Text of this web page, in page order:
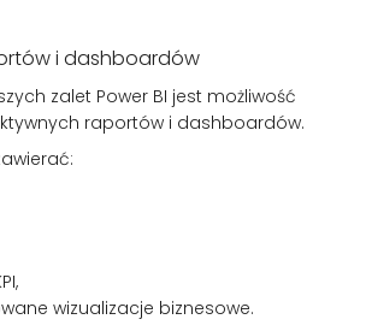
i dashboardów
zalet Power BI jest możliwość
raportów i dashboardów.
wizualizacje biznesowe.